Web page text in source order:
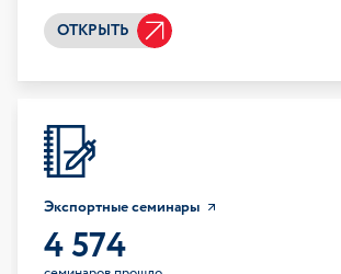
ОТКРЫТЬ
Экспортные семинары
4 574